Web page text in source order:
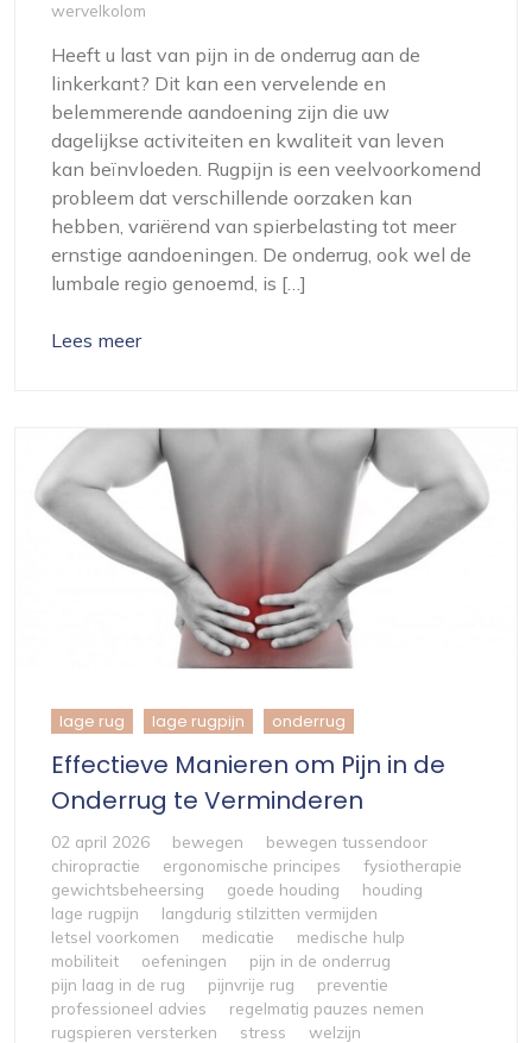
wervelkolom
Heeft u last van pijn in de onderrug aan de
linkerkant? Dit kan een vervelende en
belemmerende aandoening zijn die uw
dagelijkse activiteiten en kwaliteit van leven
kan beïnvloeden. Rugpijn is een veelvoorkomend
probleem dat verschillende oorzaken kan
hebben, variërend van spierbelasting tot meer
ernstige aandoeningen. De onderrug, ook wel de
lumbale regio genoemd, is […]
Lees meer
lage rug lage rugpijn onderrug
Effectieve Manieren om Pijn in de
Onderrug te Verminderen
02 april 2026 bewegen
bewegen tussendoor
chiropractie
ergonomische principes
fysiotherapie
gewichtsbeheersing
goede houding
houding
lage rugpijn
langdurig stilzitten vermijden
letsel voorkomen
medicatie
medische hulp
mobiliteit
oefeningen
pijn in de onderrug
pijn laag in de rug
pijnvrije rug
preventie
professioneel advies
regelmatig pauzes nemen
rugspieren versterken
stress
welzijn